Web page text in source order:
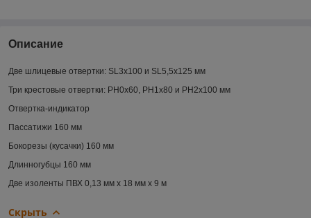
Описание
Две шлицевые отвертки: SL3x100 и SL5,5x125 мм
Три крестовые отвертки: PH0x60, PH1x80 и PH2x100 мм
Отвертка-индикатор
Пассатижи 160 мм
Бокорезы (кусачки) 160 мм
Длинногубцы 160 мм
Две изоленты ПВХ 0,13 мм х 18 мм х 9 м
Скрыть